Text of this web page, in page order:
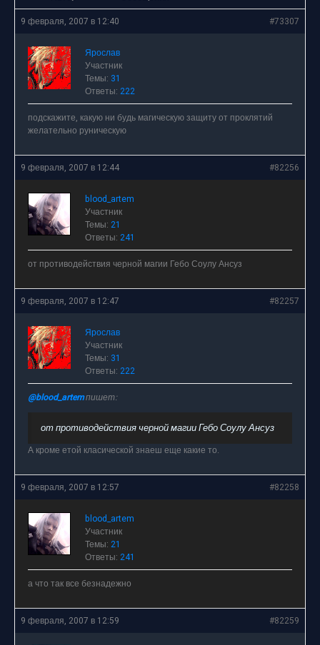
9 февраля, 2007 в 12:40
#73307
Ярослав
Участник
Темы: 31
Ответы: 222
подскажите, какую ни будь магическую защиту от проклятий
желательно руническую
9 февраля, 2007 в 12:44 #82256
blood_artem
Участник
Темы: 21
Ответы: 241
от противодействия черной магии Гебо Соулу Ансуз
9 февраля, 2007 в 12:47 #82257
Ярослав
Участник
Темы: 31
Ответы: 222
@blood_artemпишет:
от противодействия черной магии Гебо Соулу Ансуз
А кроме етой класической знаеш еще какие то.
9 февраля, 2007 в 12:57 #82258
blood_artem
Участник
Темы: 21
Ответы: 241
а что так все безнадежно
9 февраля, 2007 в 12:59 #82259